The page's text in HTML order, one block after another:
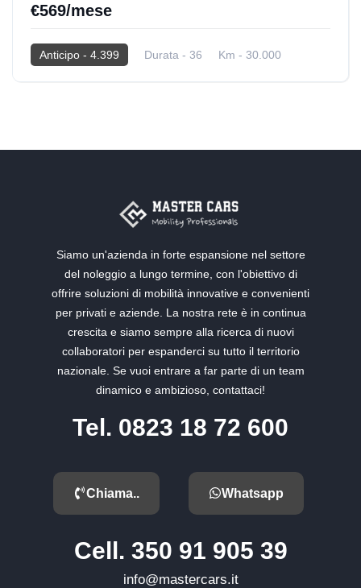
€569/mese
Anticipo - 4.399 Durata - 36
Km - 30.000
Siamo un'azienda in forte espansione nel settore
del noleggio a lungo termine, con l'obiettivo di
offrire soluzioni di mobilità innovative e convenienti
per privati e aziende. La nostra rete è in continua
crescita e siamo sempre alla ricerca di nuovi
collaboratori per espanderci su tutto il territorio
nazionale. Se vuoi entrare a far parte di un team
dinamico e ambizioso, contattaci!
Tel. 0823 18 72 600
Chiama.. Whatsapp
Cell. 350 91 905 39
info@mastercars.it